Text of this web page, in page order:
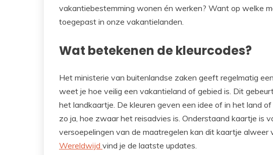
vakantiebestemming wonen én werken? Want op welke
toegepast in onze vakantielanden.
Wat betekenen de kleurcodes?
Het ministerie van buitenlandse zaken geeft regelmatig
weet je hoe veilig een vakantieland of gebied is. Dit
het landkaartje. De kleuren geven een idee of in het land
zo ja, hoe zwaar het reisadvies is. Onderstaand kaartje is
versoepelingen van de maatregelen kan dit kaartje alweer
Wereldwijd vind je de laatste updates.